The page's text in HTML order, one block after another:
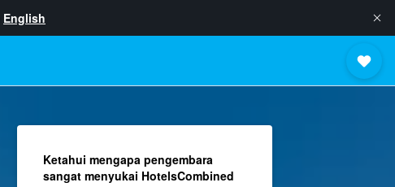
English
Ketahui mengapa pengembara
sangat menyukai HotelsCombined